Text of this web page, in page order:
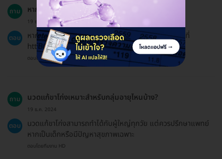
ถาม หากต้องการขอเงินคืนต้องทำอย่างไร?
19 ธ.ค. 2024
ตอบ
หากต้องการขอเงินคืนสามารถอ่านนโยบายการคืนเงินได้ที่
https://hdmall.co.th/c/refund-policy-hdmall
ตอบโดยทีมงาน HD
ถาม นวดแก้ขาโก่งเหมาะสำหรับกลุ่มอายุไหนบ้าง?
19 ธ.ค. 2024
ตอบ
นวดแก้ขาโก่งสามารถทำได้กับผู้ใหญ่ทุกวัย แต่ควรปรึกษาแพทย์
หากเป็นเด็กหรือมีปัญหาสุขภาพเฉพาะ
ตอบโดยทีมงาน HD